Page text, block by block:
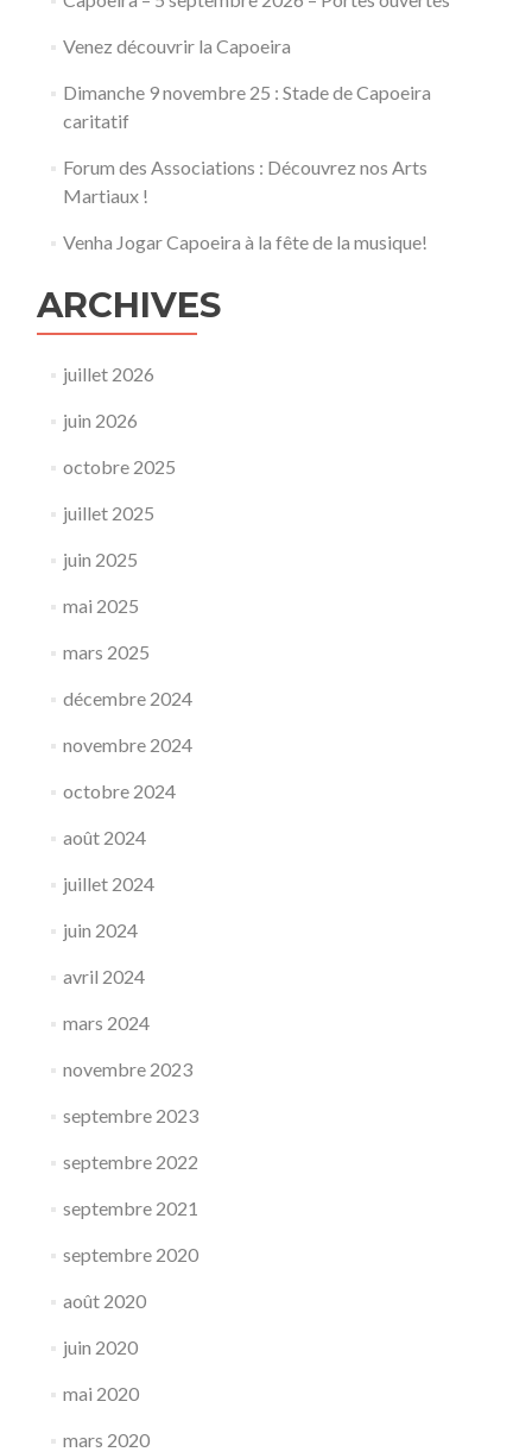
Venez découvrir la Capoeira
Dimanche 9 novembre 25 : Stade de Capoeira
caritatif
Forum des Associations : Découvrez nos Arts
Martiaux !
Venha Jogar Capoeira à la fête de la musique!
ARCHIVES
juillet 2026
juin 2026
octobre 2025
juillet 2025
juin 2025
mai 2025
mars 2025
décembre 2024
novembre 2024
octobre 2024
août 2024
juillet 2024
juin 2024
avril 2024
mars 2024
novembre 2023
septembre 2023
septembre 2022
septembre 2021
septembre 2020
août 2020
juin 2020
mai 2020
mars 2020